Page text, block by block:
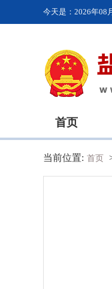
今天是： 2026年08
首页
当前位置: 首页